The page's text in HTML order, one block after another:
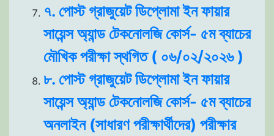
৭. পোস্ট গ্রাজুয়েট ডিপ্লোমা ইন ফায়ার
সায়েন্স অ্যান্ড টেকনোলজি কোর্স- ৫ম ব্যাচের
মৌখিক পরীক্ষা স্থগিত ( ০৬/০২/২০২৬ )
৮. পোস্ট গ্রাজুয়েট ডিপ্লোমা ইন ফায়ার
সায়েন্স অ্যান্ড টেকনোলজি কোর্স- ৫ম ব্যাচের
অনলাইন (সাধারণ পরীক্ষার্থীদের) পরীক্ষার